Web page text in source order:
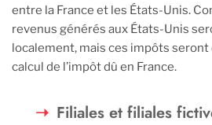
entre la France et les États-Unis.
revenus générés aux États-Unis
localement, mais ces impôts
calcul de l’impôt dû en France.
Filiales et filiales